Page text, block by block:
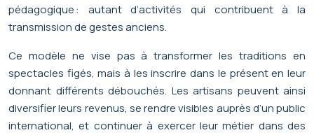
pédagogique : autant d’activités qui contribuent à la
transmission de gestes anciens.
Ce modèle ne vise pas à transformer les traditions en
spectacles figés, mais à les inscrire dans le présent en leur
donnant différents débouchés. Les artisans peuvent ainsi
diversifier leurs revenus, se rendre visibles auprès d’un public
international, et continuer à exercer leur métier dans des